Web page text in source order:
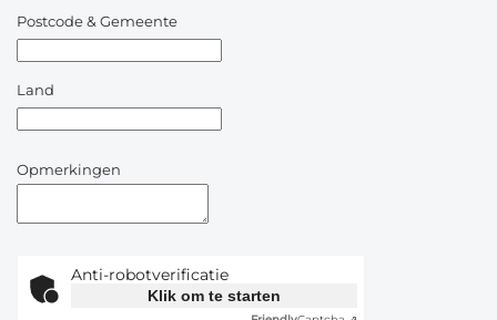
Postcode & Gemeente
Land
Opmerkingen
Anti-robotverificatie
Klik om te starten